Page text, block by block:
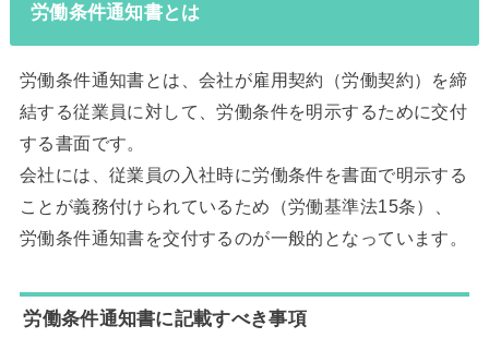
労働条件通知書とは
労働条件通知書とは、会社が雇用契約（労働契約）を締
結する従業員に対して、労働条件を明示するために交付
する書面です。
会社には、従業員の入社時に労働条件を書面で明示する
ことが義務付けられているため（労働基準法15条）、
労働条件通知書を交付するのが一般的となっています。
労働条件通知書に記載すべき事項